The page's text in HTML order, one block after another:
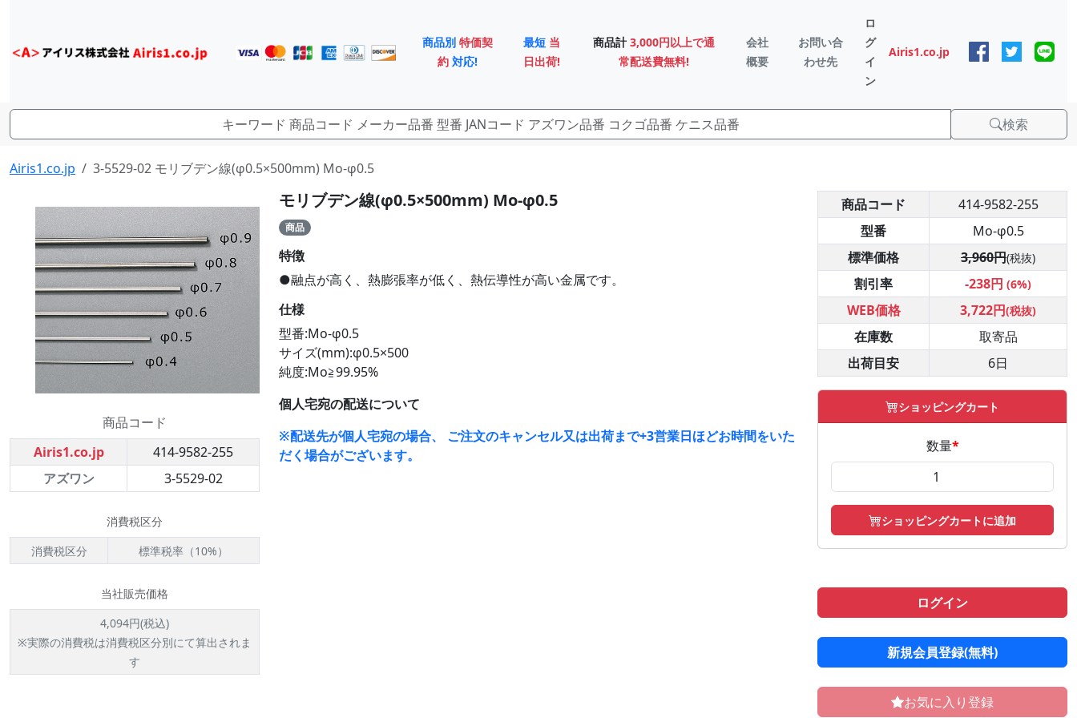
商品別 特価契
約 対応!
最短 当
日出荷!
商品計 3,000円以上で通
常配送費無料!
会社
概要
お問い合
わせ先
ロ
グ
イ
ン
Airis1.co.jp
検索
Airis1.co.jp 3-5529-02 モリブデン線(φ0.5×500mm) Mo-φ0.5
商品コード
Airis1.co.jp
414-9582-255
アズワン
3-5529-02
消費税区分
消費税区分
標準税率（10%）
当社販売価格
4,094円(税込)
※実際の消費税は消費税区分別にて算出されま
す
モリブデン線(φ0.5×500mm) Mo-φ0.5
商品
特徴
●融点が高く、熱膨張率が低く、熱伝導性が高い金属です。
仕様
型番:Mo-φ0.5
サイズ(mm):φ0.5×500
純度:Mo≧99.95%
個人宅宛の配送について
※配送先が個人宅宛の場合、 ご注文のキャンセル又は出荷まで+3営業日ほどお時間をいた
だく場合がございます。
商品コード
414-9582-255
型番
Mo-φ0.5
標準価格
3,960円(税抜)
割引率 -238円 (6%)
WEB価格 3,722円(税抜)
在庫数
取寄品
出荷目安
6日
ショッピングカート
数量*
ショッピングカートに追加
ログイン
新規会員登録(無料)
お気に入り登録